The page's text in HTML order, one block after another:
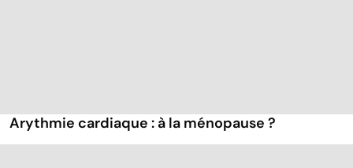
Arythmie cardiaque : à la ménopause ?